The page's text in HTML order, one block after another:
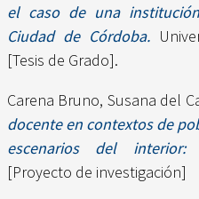
el caso de una
Ciudad de Córdoba.
[Tesis de Grado].
Carena Bruno, Susana del
docente en contextos de
escenarios del
[Proyecto de investigación]